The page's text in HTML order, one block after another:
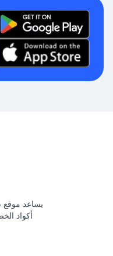
يساعد
أكواد